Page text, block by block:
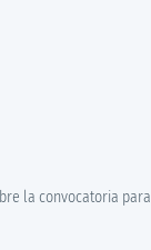
la convocatoria